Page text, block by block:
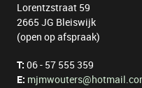
Lorentzstraat 59
2665 JG Bleiswijk
(open op afspraak)
T: 06 - 57 555 359
E: